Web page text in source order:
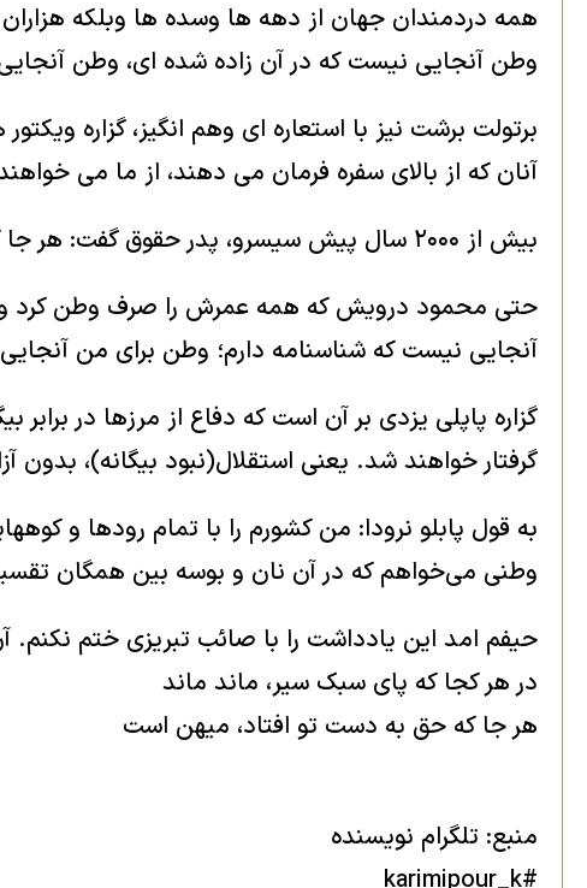
همه دردمندان‌ جهان‌ از دهه ها وسده ها وبلکه
وطن آنجایی نیست که در آن زاده شده ای‌، وطن
برتولت برشت نیز با استعاره ای وهم انگیز، گزاره
آنان که از بالای سفره فرمان می دهند، از ما می
بیش از ۲۰۰۰ سال پیش‌ سیسرو‌‌، پدر حقوق گفت: هر جا که آزادی باشد، آنجا میهن است.
حتی محمود درویش که همه عمرش را صرف وطن کرد و
آنجایی نیست که شناسنامه دارم؛ وطن برای من
گزاره پاپلی یزدی بر آن است که دفاع از مرزها در
گرفتار خواهند شد. یعنی استقلال(نبود بیگانه)، بدون
به قول پابلو نرودا: من کشورم را با تمام رودها و
وطنی می‌خواهم‌ که در آن نان و بوسه بین همگان‌
حیفم امد‌ این یادداشت را با صائب تبریزی ختم
در هر کجا که پای سبک سیر، ماند ماند
هر جا که حق به دست تو افتاد، میهن است
منبع: تلگرام نویسنده
#karimipour_k